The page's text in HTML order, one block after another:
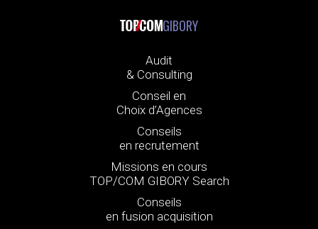
GIBORY
Audit
& Consulting
Conseil en
Choix d’Agences
Conseils
en recrutement
Missions en cours
TOP/COM GIBORY Search
Conseils
en fusion acquisition